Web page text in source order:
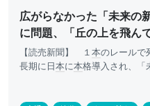
広がらなかった「未来の
に問題、「丘の上を飛ん
【読売新聞】 １ 本のレールで
長期に日 本に本格導入され、「